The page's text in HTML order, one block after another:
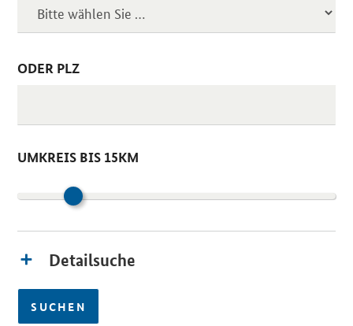
ODER PLZ
UMKREIS BIS 15KM
Detailsuche
SUCHEN